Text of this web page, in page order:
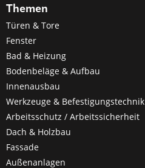
Themen
Türen & Tore
Fenster
Bad & Heizung
Bodenbeläge & Aufbau
Innenausbau
Werkzeuge & Befestigungstechnik
Arbeitsschutz / Arbeitssicherheit
Dach & Holzbau
Fassade
Außenanlagen